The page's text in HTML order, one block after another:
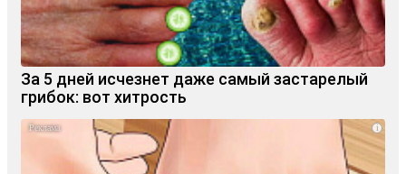
За 5 дней исчезнет даже самый застарелый
грибок: вот хитрость
i